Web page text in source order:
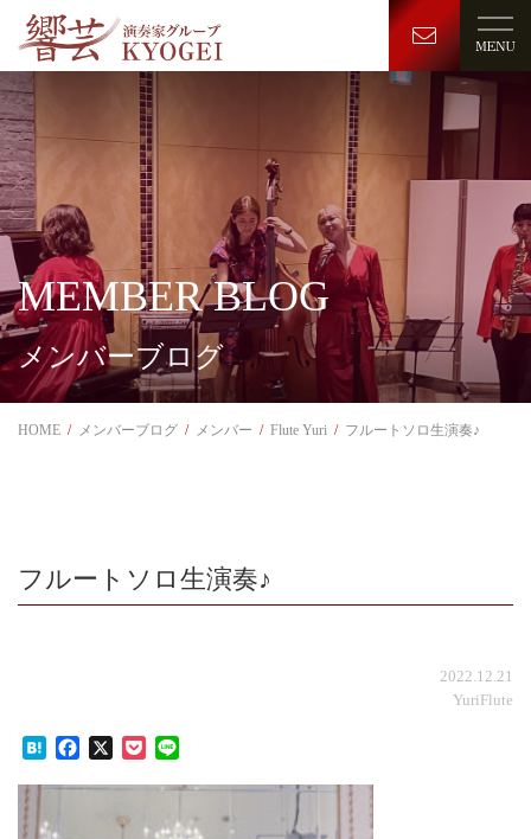
MEMBER BLOG
メンバーブログ
HOME メンバーブログ メンバー Flute Yuri フルートソロ生演奏♪
フルートソロ生演奏♪
2022.12.21
YuriFlute
HatenaFacebook
X Pocket